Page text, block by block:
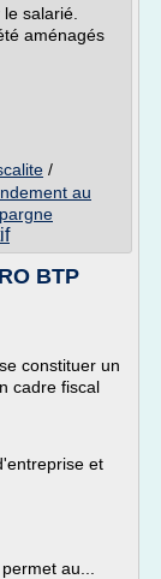
salarié.
aménagés
/
au
BTP
constituer un
cadre fiscal
et
au...